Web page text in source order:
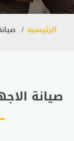
الرئيسيه
صيانة